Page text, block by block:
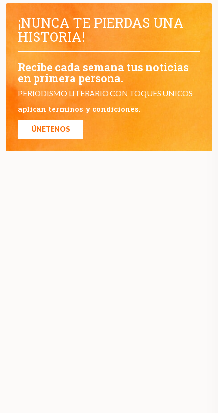
¡NUNCA TE PIERDAS UNA
HISTORIA!
Recibe cada semana tus noticias
en primera persona.
PERIODISMO LITERARIO CON TOQUES ÚNICOS
aplican terminos y condiciones.
ÚNETENOS